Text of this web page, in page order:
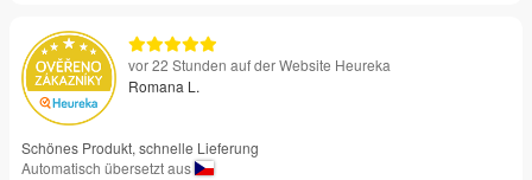
vor 22 Stunden auf der Website Heureka
Romana L.
Schönes Produkt, schnelle Lieferung
Automatisch übersetzt aus